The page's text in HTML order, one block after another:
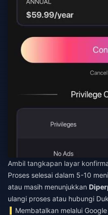
Ambil tangkapan layar
Proses selesai dalam 5-10
atau masih menunjukkan
ulangi proses atau hubungi
Membatalkan melalui